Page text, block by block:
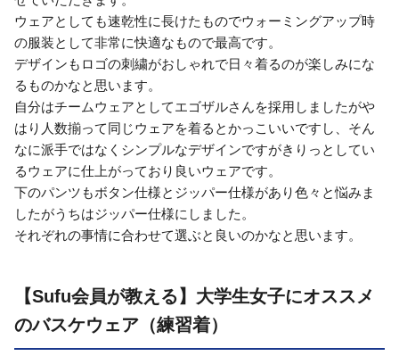
ウェアとしても速乾性に長けたものでウォーミングアップ時
の服装として非常に快適なもので最高です。
デザインもロゴの刺繍がおしゃれで日々着るのが楽しみにな
るものかなと思います。
自分はチームウェアとしてエゴザルさんを採用しましたがや
はり人数揃って同じウェアを着るとかっこいいですし、そん
なに派手ではなくシンプルなデザインですがきりっとしてい
るウェアに仕上がっており良いウェアです。
下のパンツもボタン仕様とジッパー仕様があり色々と悩みま
したがうちはジッパー仕様にしました。
それぞれの事情に合わせて選ぶと良いのかなと思います。
【Sufu会員が教える】大学生女子にオススメ
のバスケウェア（練習着）